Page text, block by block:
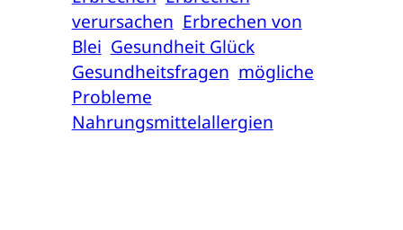
verursachen Erbrechen von
Blei Gesundheit Glück
Gesundheitsfragen mögliche
Probleme
Nahrungsmittelallergien